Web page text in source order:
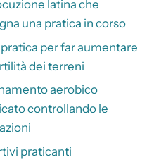
latina che
una pratica in corso
pratica per far aumentare
dei terreni
aerobico
controllando le
praticanti